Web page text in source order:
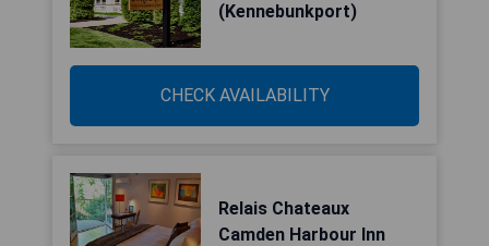
(Kennebunkport)
CHECK AVAILABILITY
Relais Chateaux
Camden Harbour Inn